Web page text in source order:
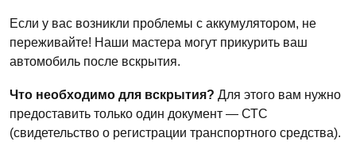
Если у вас возникли проблемы с аккумулятором, не
переживайте! Наши мастера могут прикурить ваш
автомобиль после вскрытия.
Что необходимо для вскрытия? Для этого вам нужно
предоставить только один документ — СТС
(свидетельство о регистрации транспортного средства).